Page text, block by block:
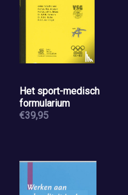
Het sport-medisch
formularium
€39,95